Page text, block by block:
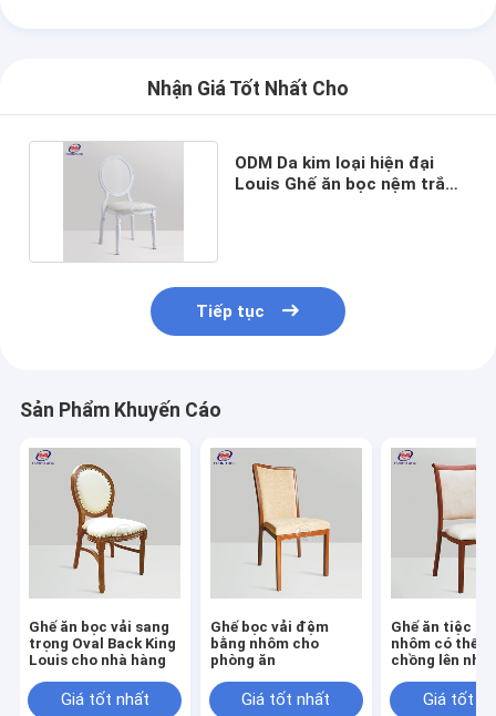
Nhận Giá Tốt Nhất Cho
ODM Da kim loại hiện đại
Louis Ghế ăn bọc nệm trắng
Tiếp tục
Sản Phẩm Khuyến Cáo
Ghế ăn bọc vải sang
trọng Oval Back King
Louis cho nhà hàng
Giá tốt nhất
Ghế bọc vải đệm
bằng nhôm cho
phòng ăn
Giá tốt nhất
Ghế ăn tiệc
nhôm có thể
chồng lên
Giá tốt